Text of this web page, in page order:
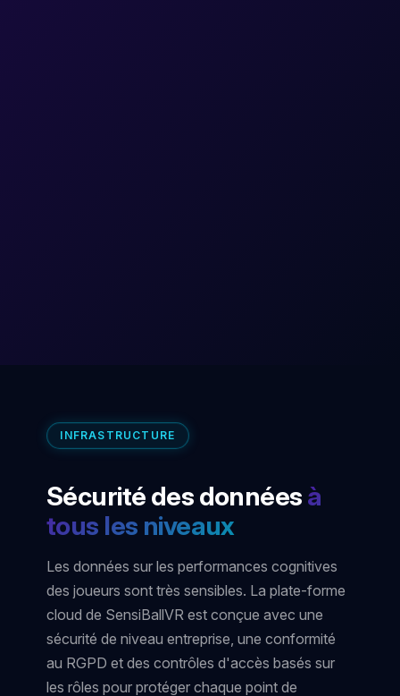
INFRASTRUCTURE
Sécurité des données à
tous les niveaux
Les données sur les performances cognitives
des joueurs sont très sensibles. La plate-forme
cloud de SensiBallVR est conçue avec une
sécurité de niveau entreprise, une conformité
au RGPD et des contrôles d'accès basés sur
les rôles pour protéger chaque point de